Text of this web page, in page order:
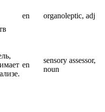
en organoleptic, adj
en
sensory assessor,
noun